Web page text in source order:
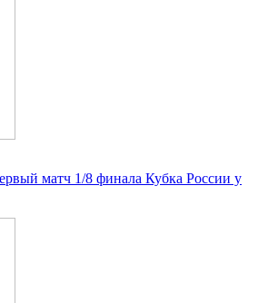
матч 1/8 финала Кубка России у